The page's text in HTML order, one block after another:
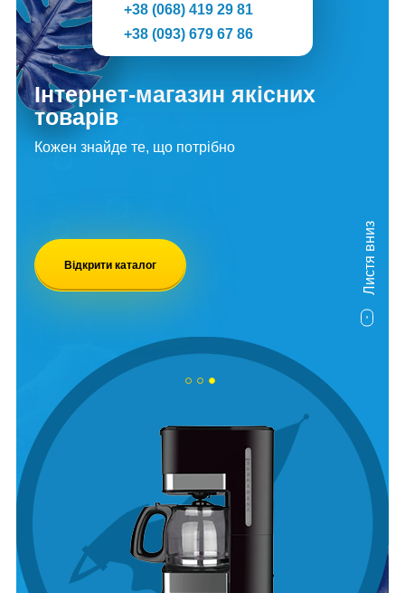
+38 (068) 419 29 81
+38 (093) 679 67 86
Інтернет-магазин якісних
товарів
Кожен знайде те, що потрібно
Відкрити каталог Листя вниз